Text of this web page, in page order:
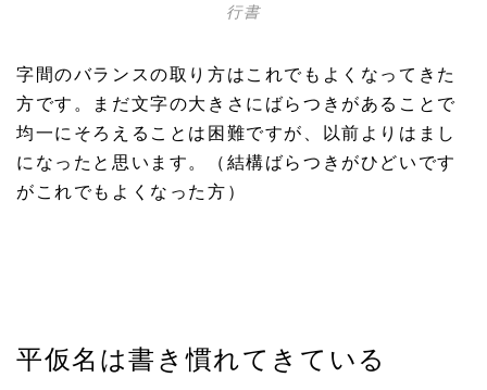
行書
字間のバランスの取り方はこれでもよくなってきた
方です。まだ文字の大きさにばらつきがあることで
均一にそろえることは困難ですが、以前よりはまし
になったと思います。（結構ばらつきがひどいです
がこれでもよくなった方）
平仮名は書き慣れてきている